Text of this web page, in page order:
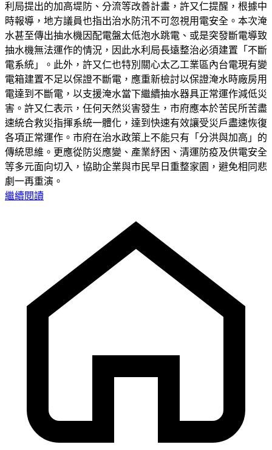
利局提出的加高堤防、分流等改善計畫，許又仁提醒，根據中
時報導，地方議員也指出治水防汛不可忽視用電安全。本次淹
水甚至傳出抽水機因配電盤太低泡水跳電、或是突發斷電導致
抽水機無法運作的情況，因此水利局長遠整治必須建置「不斷
電系統」。此外，許又仁也特別關心太乙工業區內台電現有變
電箱建置不足以保證不斷電，應重新檢討以保證淹水時廠房用
電達到不斷電，以支援淹水當下繼續抽水器具正常運作減低災
害。許又仁表示，任何天然災害發生，市府應本於苦民所苦盡
速統合救災指揮系統一體化，達到快速有效讓受災戶盡速恢復
各項正常運作。市府在治水政策上不能只有「分洪與加高」的
傳統思維。更應從防災應變、產業紓困、清運防疫及供電安全
等多元面向切入，協助企業與市民早日重整家園，避免相同悲
劇一再重演。
繼續閱讀